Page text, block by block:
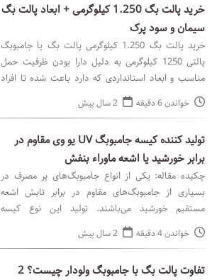
خرید پالت بگ 1.250 کیلوگرمی + ابعاد پالت بگ
سیمان و سود پرک
خرید پالت بگ 1.250 کیلوگرمی پالت بگ یا جامبوبگ
پالتی 1250 کیلوگرمی به دلیل دارا بودن ظرفیت حمل
مناسب و ابعاد استانداردی که دارد باعث شده تا افراد
بسیاری جهت حمل محصولات کیسه‌ای خود و همچنین
نگهداری و
خواندن 6 دقیقه 2 سال پیش
تولید کننده کیسه جامبوبگ UV یو وی مقاوم در
برابر خورشید یا اشعه ماوراء بنفش
چکیده مقاله: یکی از انواع جامبوبگ‌های پر مصرف در
بسیاری از جامبوبگ‌های مقاوم در برابر تابش اشعه
مستقیم خورشید می‌باشند. تولید این نوع کیسه
جامبوبگ‌ها نیاز به دارا بودن تخصص و داشتن شناخت
نسبت به علم م
خواندن 4 دقیقه 2 سال پیش
تفاوت پالت بگ با جامبوبگ ولودار چیست؟ 2